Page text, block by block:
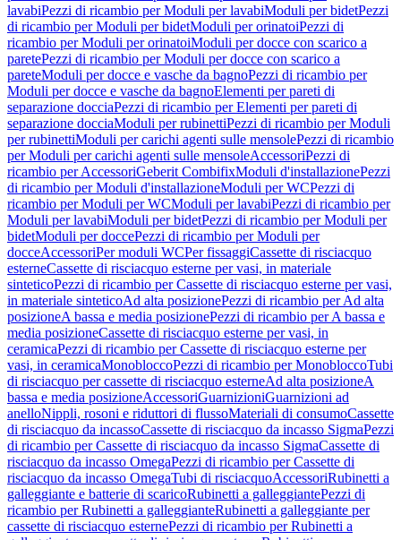
lavabiPezzi di ricambio per Moduli per lavabiModuli per bidetPezzi
di ricambio per Moduli per bidetModuli per orinatoiPezzi di
ricambio per Moduli per orinatoiModuli per docce con scarico a
paretePezzi di ricambio per Moduli per docce con scarico a
pareteModuli per docce e vasche da bagnoPezzi di ricambio per
Moduli per docce e vasche da bagnoElementi per pareti di
separazione docciaPezzi di ricambio per Elementi per pareti di
separazione docciaModuli per rubinettiPezzi di ricambio per Moduli
per rubinettiModuli per carichi agenti sulle mensolePezzi di ricambio
per Moduli per carichi agenti sulle mensoleAccessoriPezzi di
ricambio per AccessoriGeberit CombifixModuli d'installazionePezzi
di ricambio per Moduli d'installazioneModuli per WCPezzi di
ricambio per Moduli per WCModuli per lavabiPezzi di ricambio per
Moduli per lavabiModuli per bidetPezzi di ricambio per Moduli per
bidetModuli per doccePezzi di ricambio per Moduli per
docceAccessoriPer moduli WCPer fissaggiCassette di risciacquo
esterneCassette di risciacquo esterne per vasi, in materiale
sinteticoPezzi di ricambio per Cassette di risciacquo esterne per vasi,
in materiale sinteticoAd alta posizionePezzi di ricambio per Ad alta
posizioneA bassa e media posizionePezzi di ricambio per A bassa e
media posizioneCassette di risciacquo esterne per vasi, in
ceramicaPezzi di ricambio per Cassette di risciacquo esterne per
vasi, in ceramicaMonobloccoPezzi di ricambio per MonobloccoTubi
di risciacquo per cassette di risciacquo esterneAd alta posizioneA
bassa e media posizioneAccessoriGuarnizioniGuarnizioni ad
anelloNippli, rosoni e riduttori di flussoMateriali di consumoCassette
di risciacquo da incassoCassette di risciacquo da incasso SigmaPezzi
di ricambio per Cassette di risciacquo da incasso SigmaCassette di
risciacquo da incasso OmegaPezzi di ricambio per Cassette di
risciacquo da incasso OmegaTubi di risciacquoAccessoriRubinetti a
galleggiante e batterie di scaricoRubinetti a galleggiantePezzi di
ricambio per Rubinetti a galleggianteRubinetti a galleggiante per
cassette di risciacquo esternePezzi di ricambio per Rubinetti a